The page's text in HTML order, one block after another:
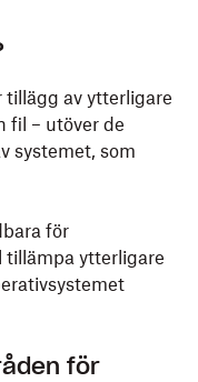
av ytterligare
fil – utöver de
systemet, som
för
tillämpa ytterligare
för